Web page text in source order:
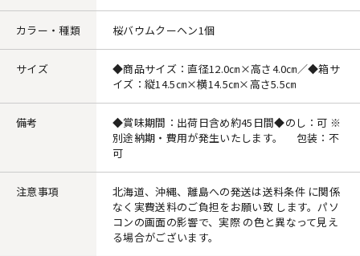
カラー・種類 桜バウムクーヘン1個
サイズ
◆商品サイズ：直径12.0㎝×高さ4.0㎝／◆箱サ
イズ：縦14.5㎝×横14.5㎝×高さ5.5㎝
備考
◆賞味期間：出荷日含め約45日間◆のし：可 ※
別途納期・費用が発生いたします。 包装：不
可
注意事項
北海道、沖縄、離島への発送は送料条件 に関係
なく実費送料のご負担をお願い致 します。パソ
コンの画面の影響で、実際 の色と異なって見え
る場合がございます。